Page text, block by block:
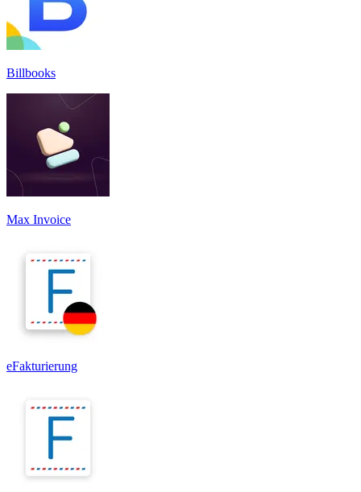
Billbooks
Max Invoice
eFakturierung